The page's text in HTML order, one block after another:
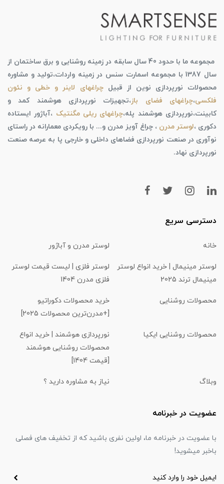
مجموعه ما با حدود 40 سال سابقه در زمینه روشنایی و برق ساختمان از
سال 1387 با مجموعه اسمارت سنس در زمینه واردات،تولید و مشاوره
محصولات نورپردازی نوین از قبیلچراغهای لاینر و خطی و نئون
فلکسی،چراغهای فضای باز،تجهیزات نورپردازی هوشمند کمد و
کابینت،نورپردازی هوشمند پله،چراغهای ریلی مگنتیک ،آباژور ایستاده
دکوری ،لوستر مدرن ، چراغ آویز مدرن و... با رویکردی معمارانه در راستای
نوآوری در صنعت نورپردازی فضاهای داخلی و خارجی پا به عرصه صنعت
نورپردازی نهاد.
دسترسی سریع
خانه لوستر مدرن و آباژور
لوستر مینیمال | خرید انواع لوستر
مینیمال ترند 2025
لوستر فلزی | لیست قیمت لوستر
فلزی مدرن 1404
محصولات روشنایی
خرید محصولات دکوراتیو
[+مدرن‌ترین محصولات 2025]
محصولات روشنایی ایکیا
نورپردازی هوشمند | خرید انواع
محصولات روشنایی هوشمند
[قیمت 1404]
وبلاگ نیاز به مشاوره دارید ؟
عضویت در خبرنامه
با عضویت در خبرنامه ما، اولین نفری باشید که از تخفیف های فصلی
باخبر میشوید!